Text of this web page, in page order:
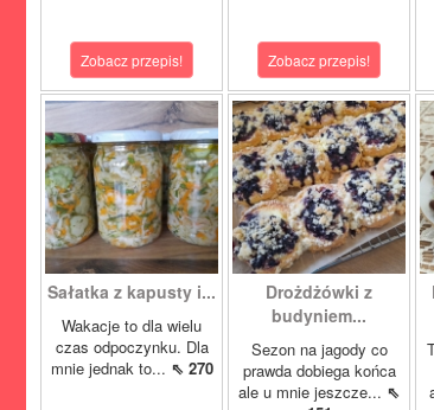
Zobacz przepis! Zobacz przepis!
Sałatka z kapusty i...
Wakacje to dla wielu
czas odpoczynku. Dla
mnie jednak to... ⇖ 270
Drożdżówki z
budyniem...
Sezon na jagody co
prawda dobiega końca
ale u mnie jeszcze... ⇖